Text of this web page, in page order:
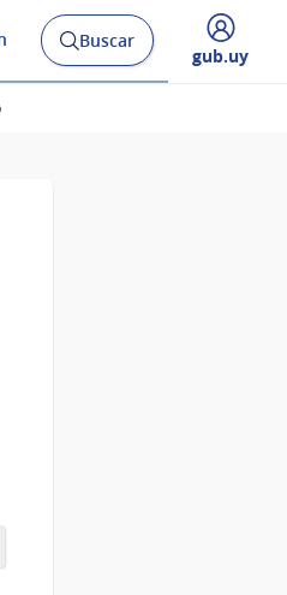
Abrir
buscador
Buscar
Desplegar
gub.uy